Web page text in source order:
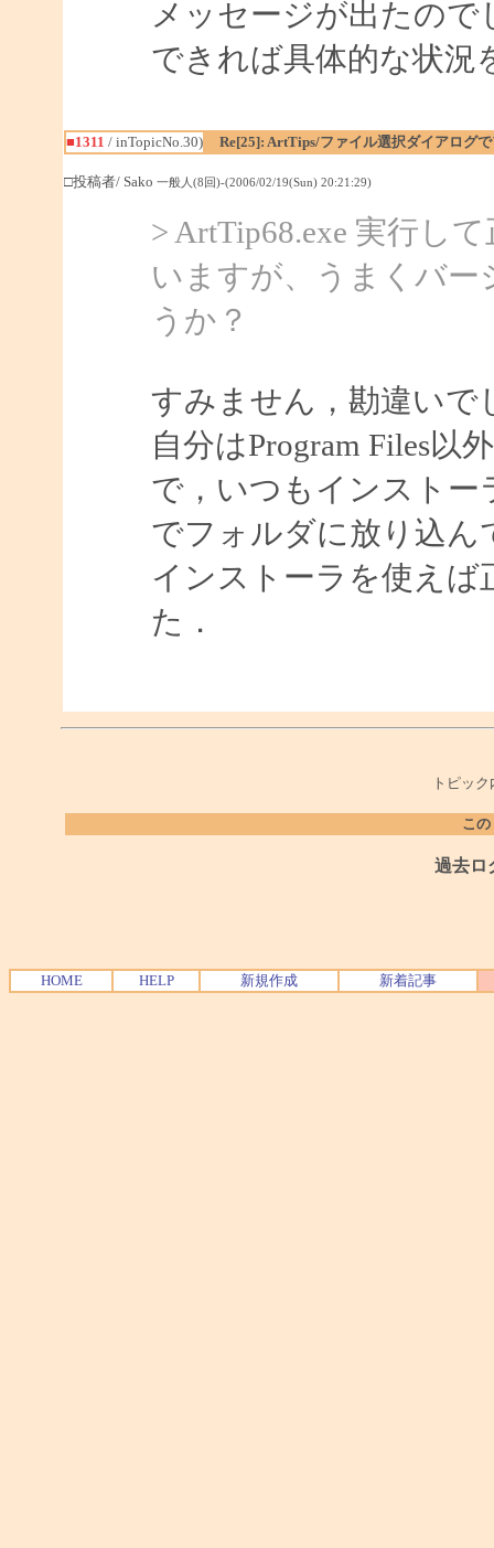
メッセージが出たので
できれば具体的な状況
■1311 / inTopicNo.30) Re[25]: ArtTips/ファイル選択ダイアログ
□投稿者/ Sako 一般人(8回)-(2006/02/19(Sun) 20:21:29)
> ArtTip68.exe 実行し
いますが、うまくバ
うか？
すみません，勘違いで
自分はProgram Files以
で，いつもインストー
でフォルダに放り込ん
インストーラを使え
た．
トピッ
こ
過去ロ
HOME HELP 新規作成 新着記事